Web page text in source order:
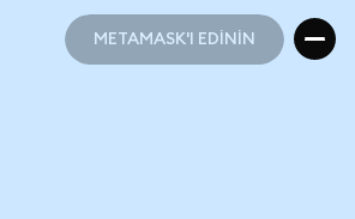
METAMASK'I EDİNİN